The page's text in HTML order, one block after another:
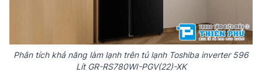
Phân tích khả năng làm lạnh trên tủ lạnh Toshiba inverter 596
Lít GR-RS780WI-PGV(22)-XK